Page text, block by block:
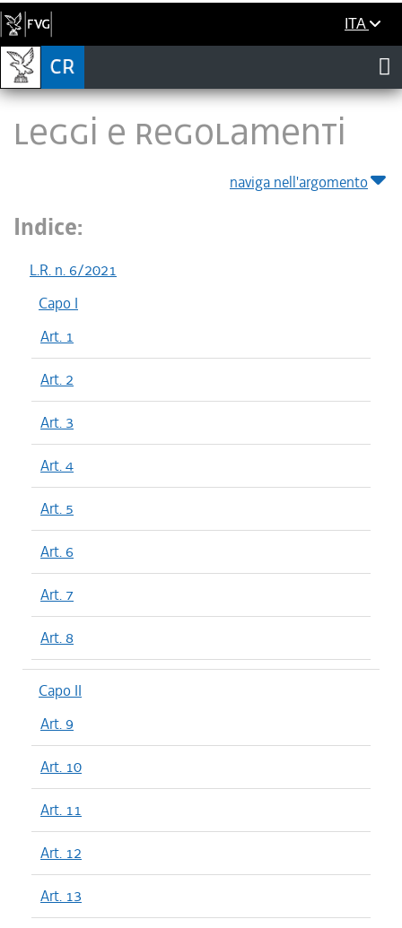
ITA
LEGGI E REGOLAMENTI
naviga nell'argomento
Indice:
L.R. n. 6/2021
Capo I
Art. 1
Art. 2
Art. 3
Art. 4
Art. 5
Art. 6
Art. 7
Art. 8
Capo II
Art. 9
Art. 10
Art. 11
Art. 12
Art. 13